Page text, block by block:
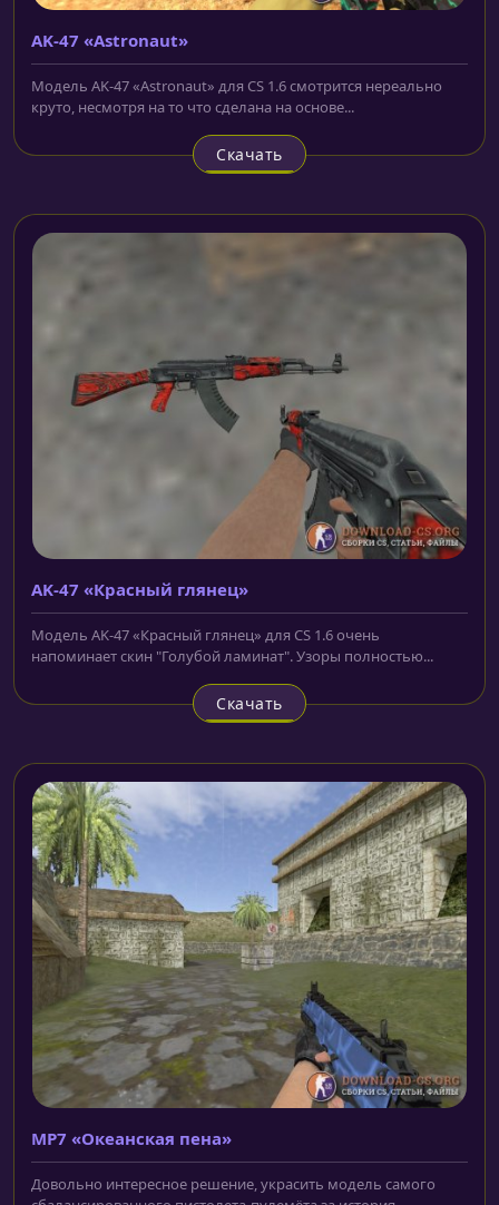
AK-47 «Astronaut»
Модель AK-47 «Astronaut» для CS 1.6 смотрится нереально
круто, несмотря на то что сделана на основе...
Скачать
AK-47 «Красный глянец»
Модель AK-47 «Красный глянец» для CS 1.6 очень
напоминает скин "Голубой ламинат". Узоры полностью...
Скачать
MP7 «Океанская пена»
Довольно интересное решение, украсить модель самого